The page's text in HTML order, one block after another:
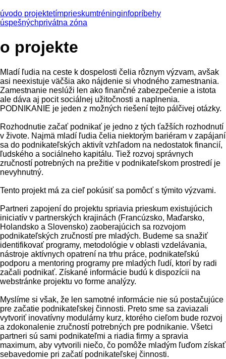
úvodo projektetímprieskumtréninginfopríbehy
úspešnýchprivátna zóna
o projekte
Mladí ľudia na ceste k dospelosti čelia rôznym výzvam, avšak
asi neexistuje väčšia ako nájdenie si vhodného zamestnania.
Zamestnanie neslúži len ako finančné zabezpečenie a istota
ale dáva aj pocit sociálnej užitočnosti a naplnenia.
PODNIKANIE je jeden z možných riešení tejto pálčivej otázky.
Rozhodnutie začať podnikať je jedno z tých ťažších rozhodnutí
v živote. Najmä mladí ľudia čelia niektorým bariéram v zapájaní
sa do podnikateľských aktivít vzhľadom na nedostatok financií,
ľudského a sociálneho kapitálu. Tiež rozvoj správnych
zručností potrebných na prežitie v podnikateľskom prostredí je
nevyhnutný.
Tento projekt má za cieľ pokúsiť sa pomôcť s týmito výzvami.
Partneri zapojení do projektu spriavia prieskum existujúcich
iniciatív v partnerských krajinách (Francúzsko, Maďarsko,
Holandsko a Slovensko) zaoberajúcich sa rozvojom
podnikateľských zručností pre mladých. Budeme sa snažiť
identifikovať programy, metodológie v oblasti vzdelávania,
nástroje aktívnych opatrení na trhu práce, podnikateľskú
podporu a mentoring programy pre mladých ľudí, ktorí by radi
začali podnikať. Získané informácie budú k dispozícii na
webstránke projektu vo forme analýzy.
Myslíme si však, že len samotné informácie nie sú postačujúce
pre začatie podnikateľskej činnosti. Preto sme sa zaviazali
vytvoriť inovatívny modulárny kurz, ktorého cieľom bude rozvoj
a zdokonalenie zručností potrebných pre podnikanie. Všetci
partneri sú sami podnikateľmi a riadia firmy a spravia
maximum, aby vytvorili niečo, čo pomôže mladým ľuďom získať
sebavedomie pri začatí podnikateľskej činnosti.